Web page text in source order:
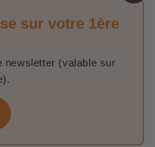
sur votre 1ère
newsletter (valable sur